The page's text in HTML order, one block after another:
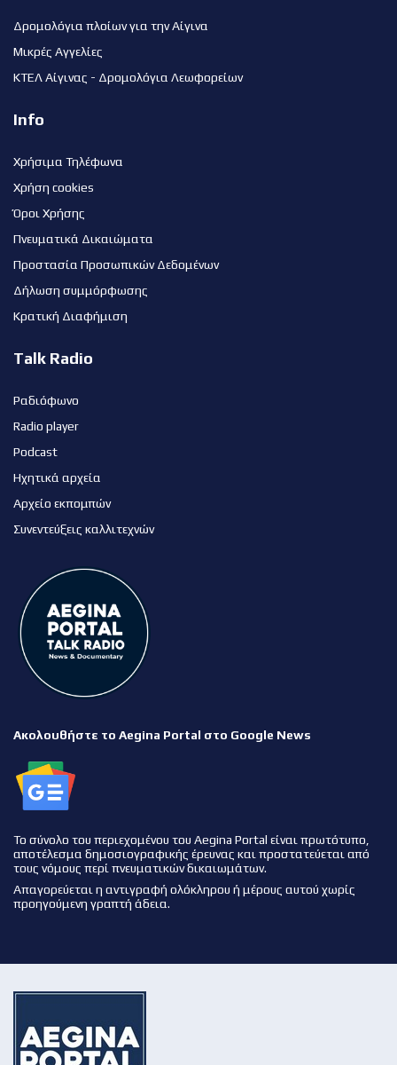
Δρομολόγια πλοίων για την Αίγινα
Μικρές Αγγελίες
ΚΤΕΛ Αίγινας - Δρομολόγια Λεωφορείων
Info
Χρήσιμα Τηλέφωνα
Χρήση cookies
Όροι Χρήσης
Πνευματικά Δικαιώματα
Προστασία Προσωπικών Δεδομένων
Δήλωση συμμόρφωσης
Κρατική Διαφήμιση
Talk Radio
Ραδιόφωνο
Radio player
Podcast
Ηχητικά αρχεία
Αρχείο εκπομπών
Συνεντεύξεις καλλιτεχνών
Ακολουθήστε το Aegina Portal στο Google News
Το σύνολο του περιεχομένου του Aegina Portal είναι πρωτότυπο,
αποτέλεσμα δημοσιογραφικής έρευνας και προστατεύεται από
τους νόμους περί πνευματικών δικαιωμάτων.
Απαγορεύεται η αντιγραφή ολόκληρου ή μέρους αυτού χωρίς
προηγούμενη γραπτή άδεια.